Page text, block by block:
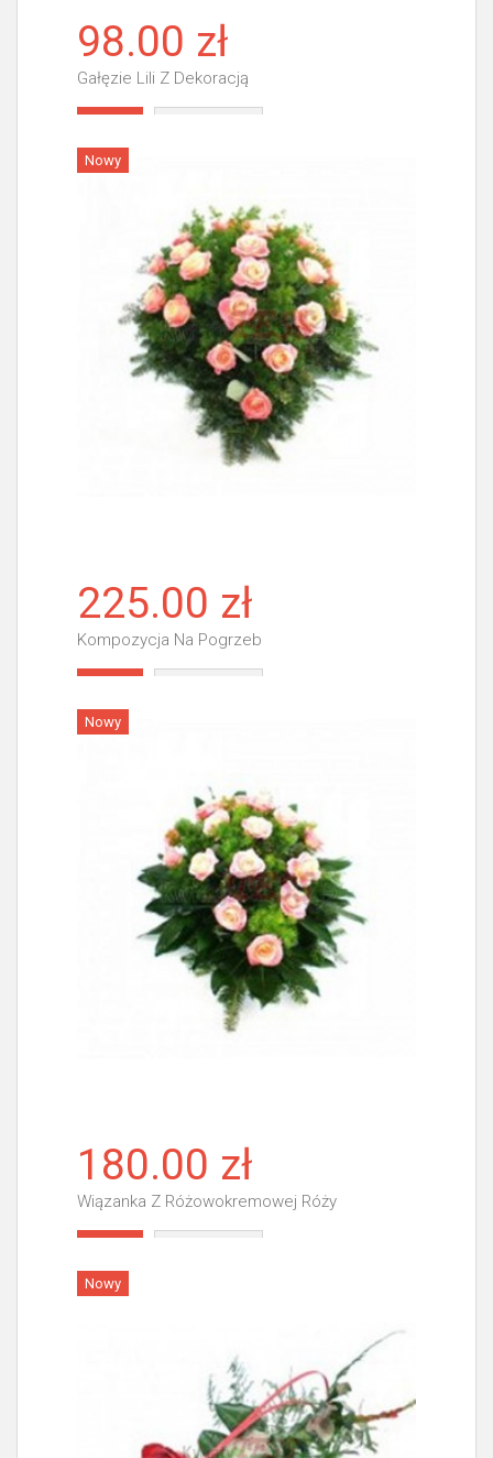
98.00 zł
Gałęzie Lili Z Dekoracją
Nowy
225.00 zł
Kompozycja Na Pogrzeb
Nowy
180.00 zł
Wiązanka Z Różowokremowej Róży
Nowy